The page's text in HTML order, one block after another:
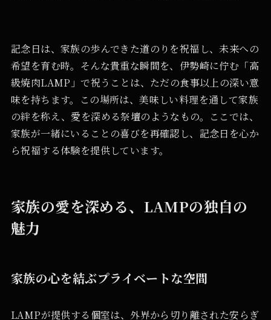
記念日は、家族の歩んできた道のりを祝福し、未来への
希望を育む時。そんな貴重な瞬間を、伊勢崎に佇む「高
級焼肉LAMP」で祝うことは、ただの食事以上の深い意
味を持ちます。この場所は、美味しい料理を通して家族
の絆を称え、愛を深める祭壇のようなもの。ここでは、
家族が一緒にいることの喜びを再確認し、記念日を心か
ら祝福する体験を提供しています。
家族の愛を深める、LAMPの独自の
魅力
家族の心を結ぶプライベートな空間
LAMPが提供する個室は、外界から切り離された安らぎ